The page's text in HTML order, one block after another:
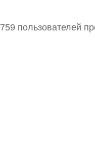
759 пользователей